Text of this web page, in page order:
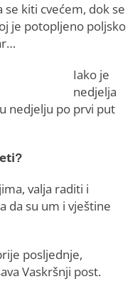
kiti cvećem, dok se
je potopljeno poljsko
Iako je
nedjelja
nedjelju po prvi put
valja raditi i
da su um i vještine
posljednje,
Vaskršnji post.